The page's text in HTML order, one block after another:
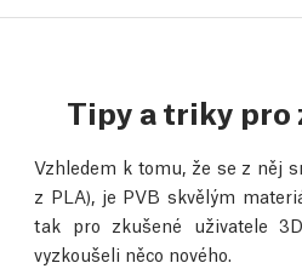
Tipy a triky
Vzhledem k tomu, že se z něj
z PLA), je PVB skvělým
tak pro zkušené uživatele
vyzkoušeli něco nového.